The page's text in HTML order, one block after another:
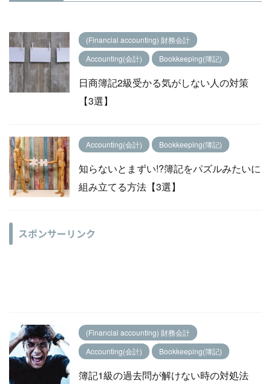
(Financial accounting) 財務会計
Accounting(会計)
Bookkeeping(簿記)
日商簿記2級受かる気がしない人の対策
【3選】
Accounting(会計) Bookkeeping(簿記)
知らないとまずい!?簿記をパズルみたいに
組み立てる方法【3選】
スポンサーリンク
(Financial accounting) 財務会計
Accounting(会計)
Bookkeeping(簿記)
簿記1級の過去問が解けない時の対処法